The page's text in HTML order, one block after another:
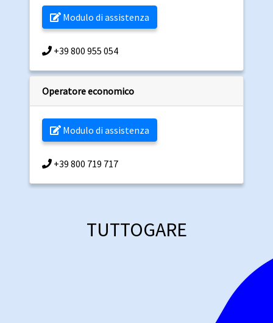
Modulo di assistenza
+39 800 955 054
Operatore economico
Modulo di assistenza
+39 800 719 717
TUTTOGARE